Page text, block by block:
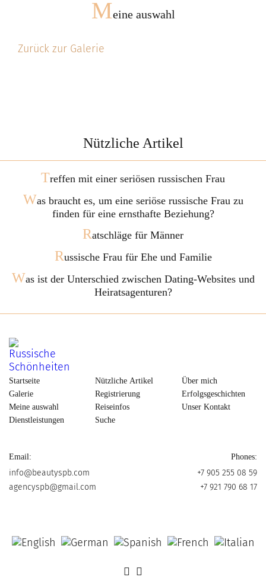
Meine auswahl
Zurück zur Galerie
Nützliche Artikel
Treffen mit einer seriösen russischen Frau
Was braucht es, um eine seriöse russische Frau zu
finden für eine ernsthafte Beziehung?
Ratschläge für Männer
Russische Frau für Ehe und Familie
Was ist der Unterschied zwischen Dating-Websites und
Heiratsagenturen?
Startseite
Galerie
Meine auswahl
Dienstleistungen
Nützliche Artikel
Registrierung
Reiseinfos
Suche
Über mich
Erfolgsgeschichten
Unser Kontakt
Email:
info@beautyspb.com
agencyspb@gmail.com
Phones:
+7 905 255 08 59
+7 921 790 68 17